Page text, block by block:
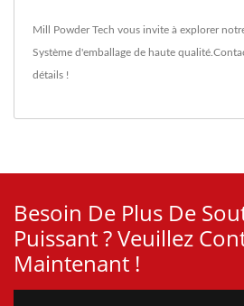
Mill Powder Tech vous invite à explorer
Système d'emballage de haute qualité.
détails !
Besoin De Plus De
Puissant ? Veuillez
Maintenant !